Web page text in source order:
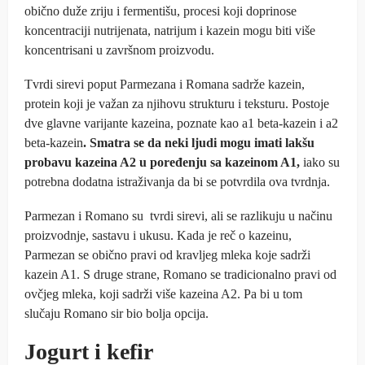
obično duže zriju i fermentišu, procesi koji doprinose
koncentraciji nutrijenata, natrijum i kazein mogu biti više
koncentrisani u završnom proizvodu.
Tvrdi sirevi poput Parmezana i Romana sadrže kazein,
protein koji je važan za njihovu strukturu i teksturu. Postoje
dve glavne varijante kazeina, poznate kao a1 beta-kazein i a2
beta-kazein. Smatra se da neki ljudi mogu imati lakšu
probavu kazeina A2 u poređenju sa kazeinom A1, iako su
potrebna dodatna istraživanja da bi se potvrdila ova tvrdnja.
Parmezan i Romano su tvrdi sirevi, ali se razlikuju u načinu
proizvodnje, sastavu i ukusu. Kada je reč o kazeinu,
Parmezan se obično pravi od kravljeg mleka koje sadrži
kazein A1. S druge strane, Romano se tradicionalno pravi od
ovčjeg mleka, koji sadrži više kazeina A2. Pa bi u tom
slučaju Romano sir bio bolja opcija.
Jogurt i kefir